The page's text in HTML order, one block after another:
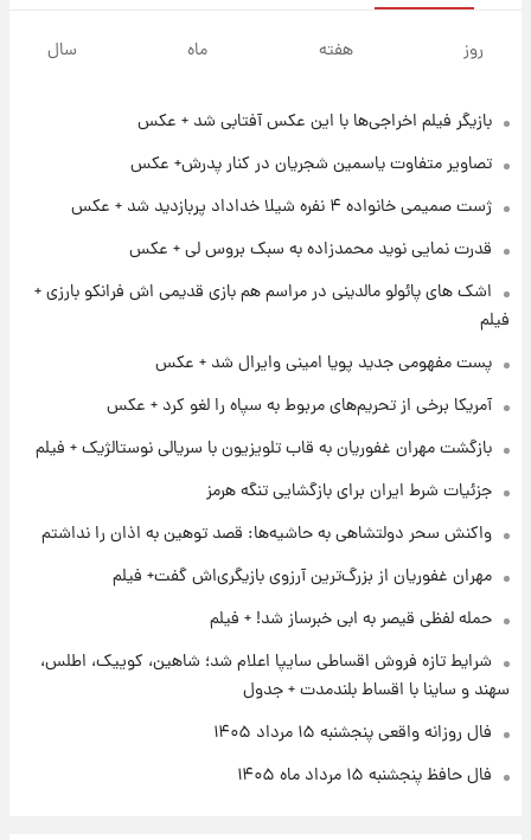
۱۶ ساعت پیش
+ جدول
آغاز طرح جدید فروش مشارکت در تولید سایپا؛
سود مشارکت چند درصد است؟
۱ روز پیش
زمان پخش «مرد سه هزار چهره» مشخص شد
کار استقلال و رامین رضاییان رسما تمام شد +
عکس / خداحافظی صمیمانه آبی ها با رامین!
روز هفته ماه سال
بازیگر فیلم اخراجی‌ها با این عکس آفتابی شد + عکس
تصاویر متفاوت یاسمین شجریان در کنار پدرش+ عکس
ژست صمیمی خانواده ۴ نفره شیلا خداداد پربازدید شد + عکس
قدرت نمایی نوید محمدزاده به سبک بروس لی + عکس
اشک های پائولو مالدینی در مراسم هم بازی قدیمی اش فرانکو بارزی +
فیلم
پست مفهومی جدید پویا امینی وایرال شد + عکس
آمریکا برخی از تحریم‌های مربوط به سپاه را لغو کرد + عکس
بازگشت مهران غفوریان به قاب تلویزیون با سریالی نوستالژیک + فیلم
جزئیات شرط ایران برای بازگشایی تنگه هرمز
واکنش سحر دولتشاهی به حاشیه‌ها: قصد توهین به اذان را نداشتم
مهران غفوریان از بزرگ‌ترین آرزوی بازیگری‌اش گفت+ فیلم
حمله لفظی قیصر به ابی خبرساز شد! + فیلم
شرایط تازه فروش اقساطی سایپا اعلام شد؛ شاهین، کوییک، اطلس،
سهند و ساینا با اقساط بلندمدت + جدول
فال روزانه واقعی پنجشنبه ۱۵ مرداد ۱۴۰۵
فال حافظ پنجشنبه ۱۵ مرداد ماه ۱۴۰۵